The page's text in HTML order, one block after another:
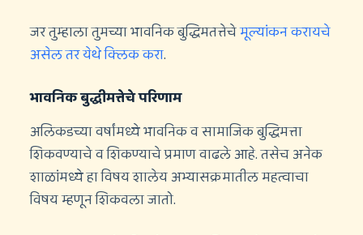
जर तुम्हाला तुमच्या भावनिक बुद्धिमतत्तेचेमूल्यांकन करायचे
असेल तर येथे क्लिक करा.
भावनिक बुद्धीमत्तेचे परिणाम
अलिकडच्या वर्षांमध्ये भावनिक व सामाजिक बुद्धिमत्ता
शिकवण्याचे व शिकण्याचे प्रमाण वाढले आहे. तसेच अनेक
शाळांमध्ये हा विषय शालेय अभ्यासक्रमातील महत्वाचा
विषय म्हणून शिकवला जातो.